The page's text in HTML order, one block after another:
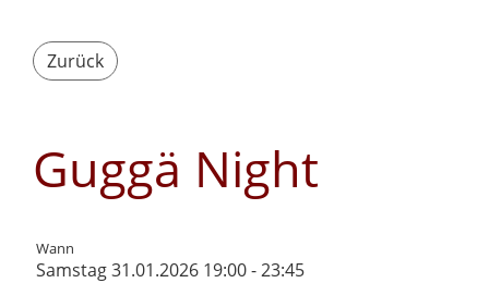
Zurück
Guggä Night
Wann
Samstag 31.01.2026 19:00 - 23:45